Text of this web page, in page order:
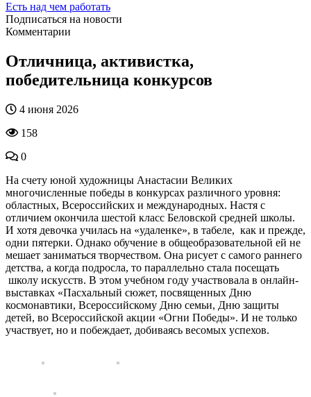
Есть над чем работать
Подписаться на новости
Комментарии
Отличница, активистка,
победительница конкурсов
4 июня 2026
158
0
На счету юной художницы Анастасии Великих
многочисленные победы в конкурсах различного уровня:
областных, Всероссийских и международных. Настя с
отличием окончила шестой класс Беловской средней школы.
И хотя девочка училась на «удаленке», в табеле, как и прежде,
одни пятерки. Однако обучение в общеобразовательной ей не
мешает заниматься творчеством. Она рисует с самого раннего
детства, а когда подросла, то параллельно стала посещать
школу искусств. В этом учебном году участвовала в онлайн-
выставках «Пасхальный сюжет, посвященных Дню
космонавтики, Всероссийскому Дню семьи, Дню защиты
детей, во Всероссийской акции «Огни Победы». И не только
участвует, но и побеждает, добиваясь весомых успехов.